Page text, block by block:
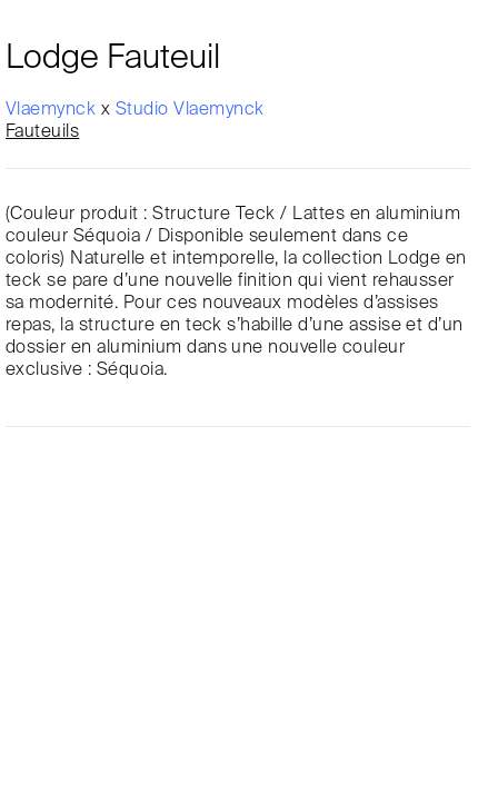
Lodge Fauteuil
Vlaemynck x Studio Vlaemynck
Fauteuils
(Couleur produit : Structure Teck / Lattes en aluminium
couleur Séquoia / Disponible seulement dans ce
coloris) Naturelle et intemporelle, la collection Lodge en
teck se pare d’une nouvelle finition qui vient rehausser
sa modernité. Pour ces nouveaux modèles d’assises
repas, la structure en teck s’habille d’une assise et d’un
dossier en aluminium dans une nouvelle couleur
exclusive : Séquoia.